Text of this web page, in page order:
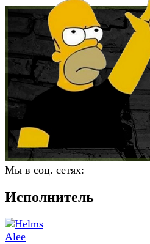
Мы в соц. сетях:
Исполнитель